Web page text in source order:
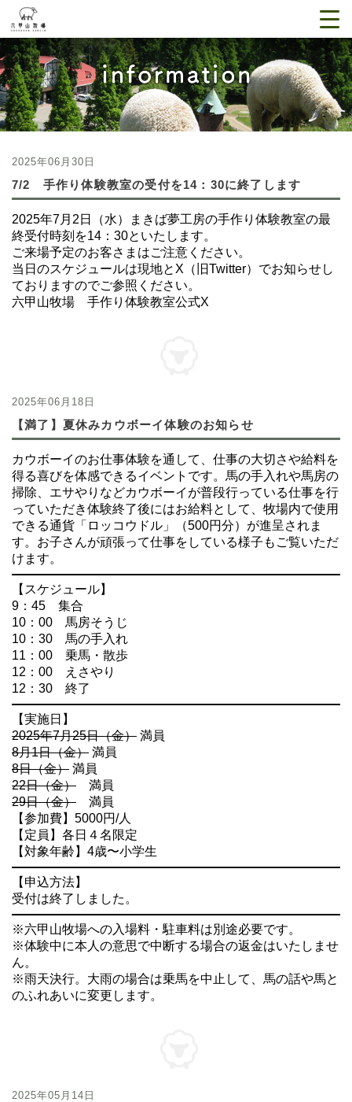
2025年06月30日
7/2 手作り体験教室の受付を14：30に終了します
2025年7月2日（水）まきば夢工房の手作り体験教室の最
終受付時刻を14：30といたします。
ご来場予定のお客さまはご注意ください。
当日のスケジュールは現地とX（旧Twitter）でお知らせし
ておりますのでご参照ください。
六甲山牧場 手作り体験教室公式X
2025年06月18日
【満了】夏休みカウボーイ体験のお知らせ
カウボーイのお仕事体験を通して、仕事の大切さや給料を
得る喜びを体感できるイベントです。馬の手入れや馬房の
掃除、エサやりなどカウボーイが普段行っている仕事を行
っていただき体験終了後にはお給料として、牧場内で使用
できる通貨「ロッコウドル」（500円分）が進呈されま
す。お子さんが頑張って仕事をしている様子もご覧いただ
けます。
【スケジュール】
9：45 集合
10：00 馬房そうじ
10：30 馬の手入れ
11：00 乗馬・散歩
12：00 えさやり
12：30 終了
【実施日】
2025年7月25日（金） 満員
8月1日（金） 満員
8日（金） 満員
22日（金） 満員
29日（金） 満員
【参加費】5000円/人
【定員】各日４名限定
【対象年齢】4歳〜小学生
【申込方法】
受付は終了しました。
※六甲山牧場への入場料・駐車料は別途必要です。
※体験中に本人の意思で中断する場合の返金はいたしませ
ん。
※雨天決行。大雨の場合は乗馬を中止して、馬の話や馬と
のふれあいに変更します。
2025年05月14日